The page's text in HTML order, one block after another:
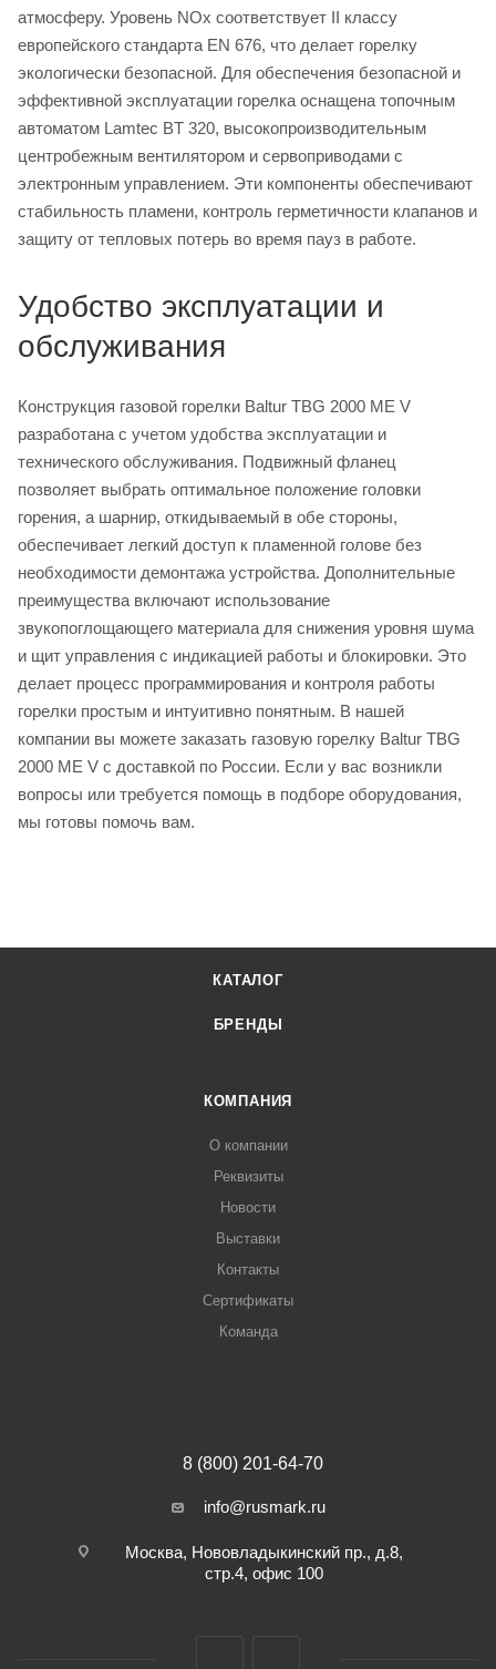
атмосферу. Уровень NOx соответствует II классу
европейского стандарта EN 676, что делает горелку
экологически безопасной. Для обеспечения безопасной и
эффективной эксплуатации горелка оснащена топочным
автоматом Lamtec BT 320, высокопроизводительным
центробежным вентилятором и сервоприводами с
электронным управлением. Эти компоненты обеспечивают
стабильность пламени, контроль герметичности клапанов и
защиту от тепловых потерь во время пауз в работе.
Удобство эксплуатации и
обслуживания
Конструкция газовой горелки Baltur TBG 2000 ME V
разработана с учетом удобства эксплуатации и
технического обслуживания. Подвижный фланец
позволяет выбрать оптимальное положение головки
горения, а шарнир, откидываемый в обе стороны,
обеспечивает легкий доступ к пламенной голове без
необходимости демонтажа устройства. Дополнительные
преимущества включают использование
звукопоглощающего материала для снижения уровня шума
и щит управления с индикацией работы и блокировки. Это
делает процесс программирования и контроля работы
горелки простым и интуитивно понятным. В нашей
компании вы можете заказать газовую горелку Baltur TBG
2000 ME V с доставкой по России. Если у вас возникли
вопросы или требуется помощь в подборе оборудования,
мы готовы помочь вам.
КАТАЛОГ
БРЕНДЫ
КОМПАНИЯ
О компании
Реквизиты
Новости
Выставки
Контакты
Сертификаты
Команда
8 (800) 201-64-70
info@rusmark.ru
Москва, Нововладыкинский пр., д.8,
стр.4, офис 100